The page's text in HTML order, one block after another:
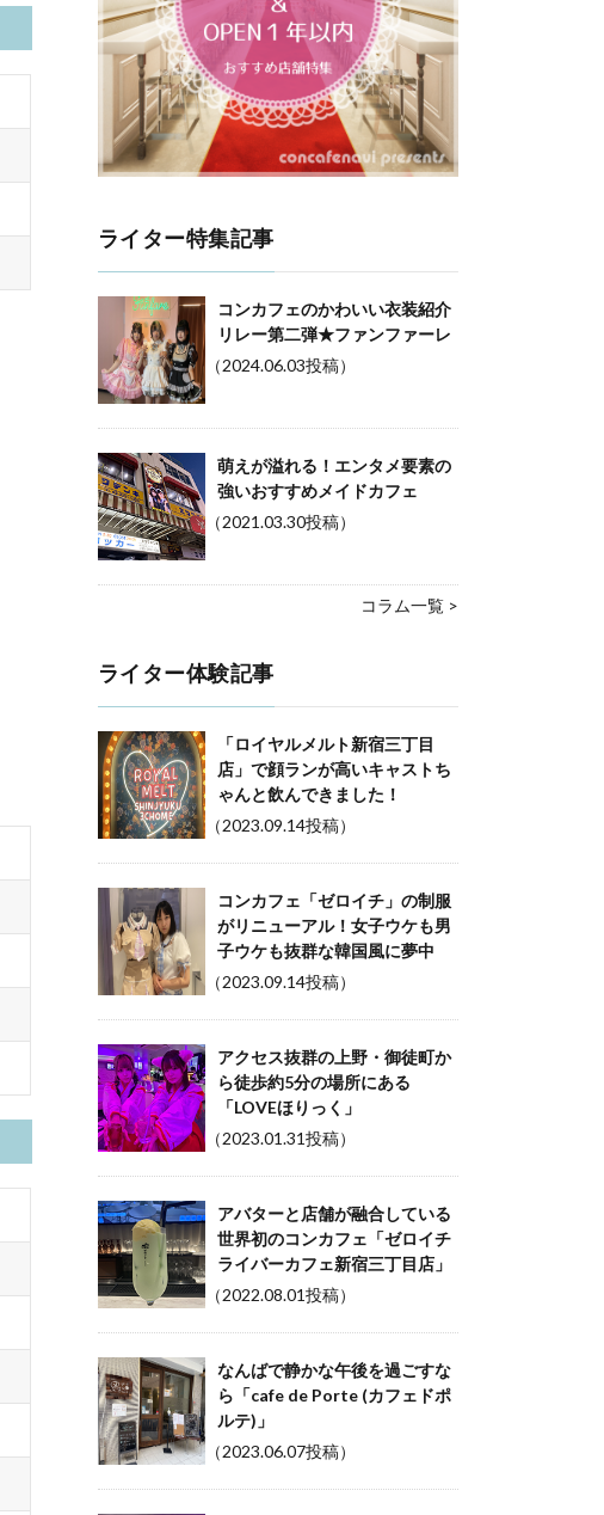
ライター特集記事
コンカフェのかわいい衣装紹介
リレー第二弾★ファンファーレ
（2024.06.03投稿）
萌えが溢れる！エンタメ要素の
強いおすすめメイドカフェ
（2021.03.30投稿）
コラム一覧 >
ライター体験記事
「ロイヤルメルト新宿三丁目
店」で顔ランが高いキャストち
ゃんと飲んできました！
（2023.09.14投稿）
コンカフェ「ゼロイチ」の制服
がリニューアル！女子ウケも男
子ウケも抜群な韓国風に夢中
（2023.09.14投稿）
アクセス抜群の上野・御徒町か
ら徒歩約5分の場所にある
「LOVEほりっく」
（2023.01.31投稿）
アバターと店舗が融合している
世界初のコンカフェ「ゼロイチ
ライバーカフェ新宿三丁目店」
（2022.08.01投稿）
なんばで静かな午後を過ごすな
ら「cafe de Porte (カフェドポ
ルテ)」
（2023.06.07投稿）